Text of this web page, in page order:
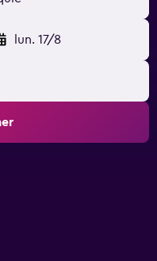
lun. 17/8